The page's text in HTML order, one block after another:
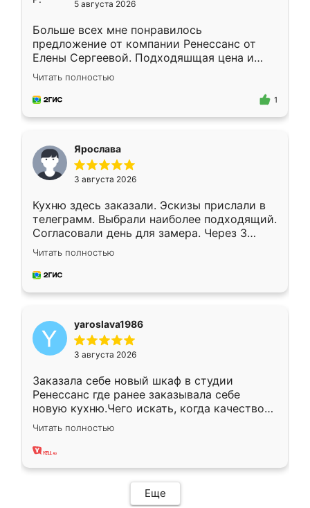
5 августа 2026
Больше всех мне понравилось
предложение от компании Ренессанс от
Елены Сергеевой. Подходяшщая цена и
короткие сроки изготовления. Приехавший
для замера сотрудник Владислав
предложил по моему эскизу самый
Читать полностью
1
Ярослава
3 августа 2026
Кухню здесь заказали. Эскизы прислали в
телеграмм. Выбрали наиболее подходящий.
Согласовали день для замера. Через 3
недели кухня была уже готова. Остались
довольны работой. Спасибо Ренессанс
мебель за качественную работу!
Читать полностью
yaroslava1986
3 августа 2026
Заказала себе новый шкаф в студии
Ренессанс где ранее заказывала себе
новую кухню.Чего искать, когда качеством
вполне довольна. Служит кухня уже почти
два года, нареканий нет.
Читать полностью
Еще